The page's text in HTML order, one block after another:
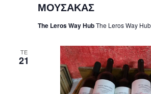
ΜΟΥΣΑΚΑΣ
The Leros Way HubThe Leros Way
ΤΕ
21